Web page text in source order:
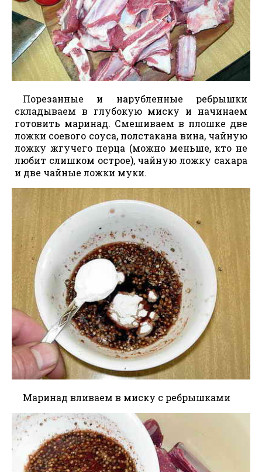
Порезанные и нарубленные ребрышки
складываем в глубокую миску и начинаем
готовить маринад. Смешиваем в плошке две
ложки соевого соуса, полстакана вина, чайную
ложку жгучего перца (можно меньше, кто не
любит слишком острое), чайную ложку сахара
и две чайные ложки муки.
Маринад вливаем в миску с ребрышками